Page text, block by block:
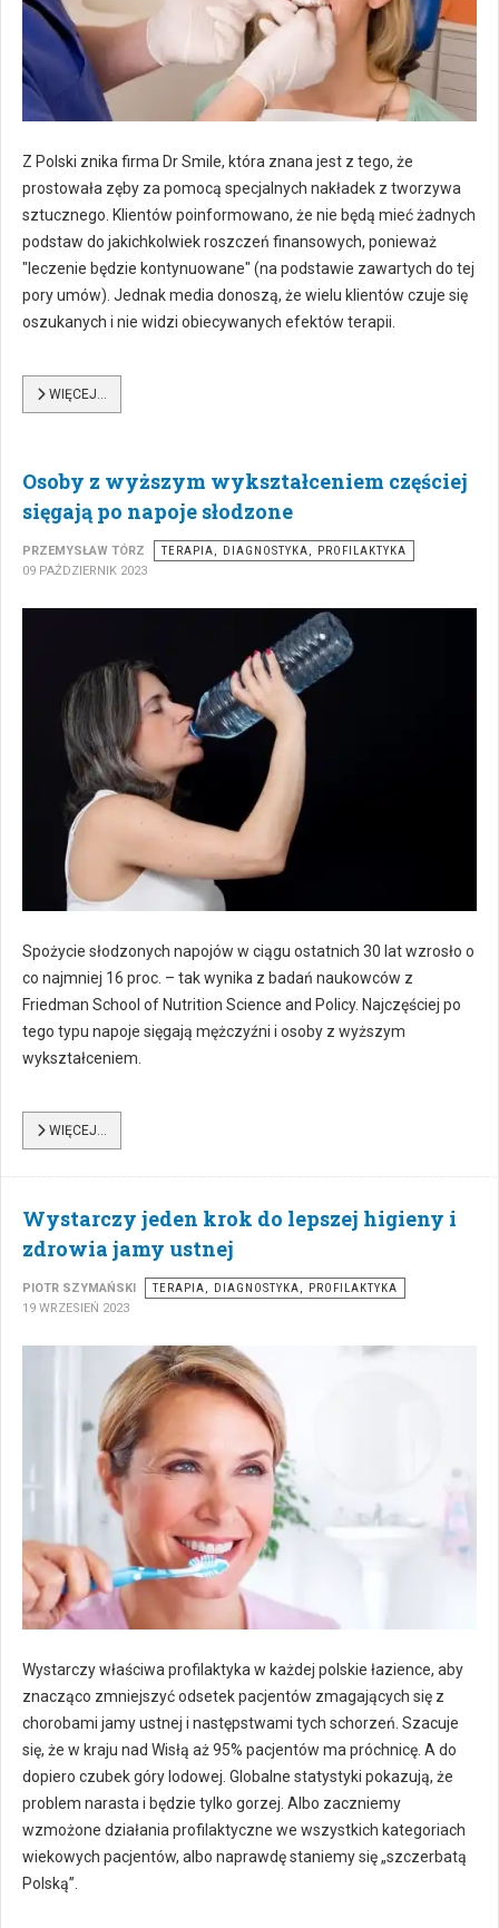
Z Polski znika firma Dr Smile, która znana jest z tego, że
prostowała zęby za pomocą specjalnych nakładek z tworzywa
sztucznego. Klientów poinformowano, że nie będą mieć żadnych
podstaw do jakichkolwiek roszczeń finansowych, ponieważ
"leczenie będzie kontynuowane" (na podstawie zawartych do tej
pory umów). Jednak media donoszą, że wielu klientów czuje się
oszukanych i nie widzi obiecywanych efektów terapii.
WIĘCEJ…
Osoby z wyższym wykształceniem częściej
sięgają po napoje słodzone
PRZEMYSŁAW TÓRZ
TERAPIA, DIAGNOSTYKA, PROFILAKTYKA
09 PAŹDZIERNIK 2023
Spożycie słodzonych napojów w ciągu ostatnich 30 lat wzrosło o
co najmniej 16 proc. – tak wynika z badań naukowców z
Friedman School of Nutrition Science and Policy. Najczęściej po
tego typu napoje sięgają mężczyźni i osoby z wyższym
wykształceniem.
WIĘCEJ…
Wystarczy jeden krok do lepszej higieny i
zdrowia jamy ustnej
PIOTR SZYMAŃSKI
TERAPIA, DIAGNOSTYKA, PROFILAKTYKA
19 WRZESIEŃ 2023
Wystarczy właściwa profilaktyka w każdej polskie łazience, aby
znacząco zmniejszyć odsetek pacjentów zmagających się z
chorobami jamy ustnej i następstwami tych schorzeń. Szacuje
się, że w kraju nad Wisłą aż 95% pacjentów ma próchnicę. A do
dopiero czubek góry lodowej. Globalne statystyki pokazują, że
problem narasta i będzie tylko gorzej. Albo zaczniemy
wzmożone działania profilaktyczne we wszystkich kategoriach
wiekowych pacjentów, albo naprawdę staniemy się „szczerbatą
Polską”.